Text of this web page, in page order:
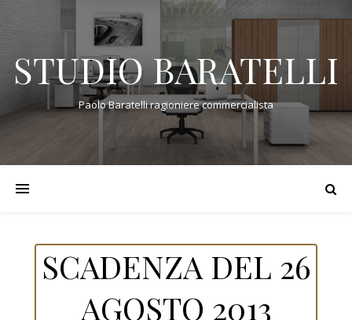
STUDIO BARATELLI
Paolo Baratelli ragioniere commercialista
SCADENZA DEL 26
AGOSTO 2013